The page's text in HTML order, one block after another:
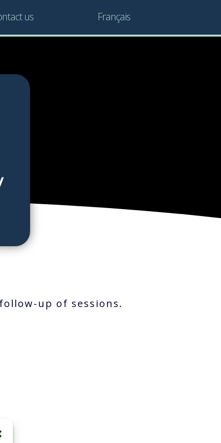
us Français
up of sessions.